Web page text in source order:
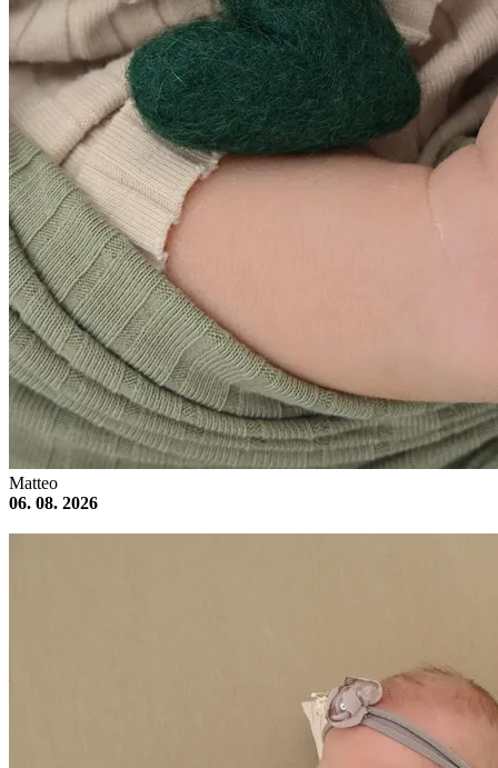
Matteo
06. 08. 2026